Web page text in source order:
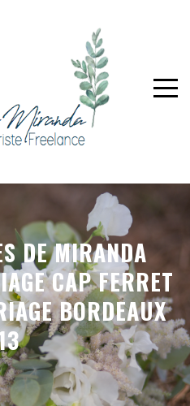
DE MIRANDA
CAP FERRET
BORDEAUX